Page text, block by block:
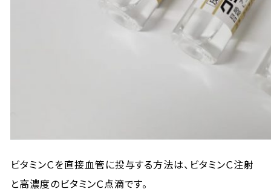
ビタミンＣを直接血管に投与する方法は、ビタミンＣ注射
と高濃度のビタミンＣ点滴です。